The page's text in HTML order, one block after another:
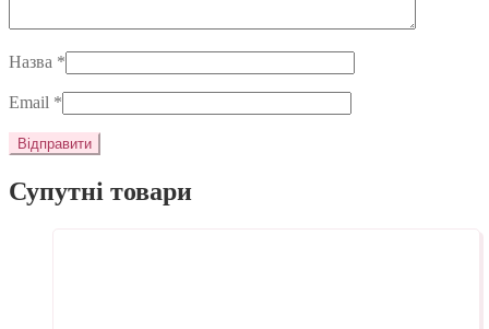
Назва *
Email *
Супутні товари